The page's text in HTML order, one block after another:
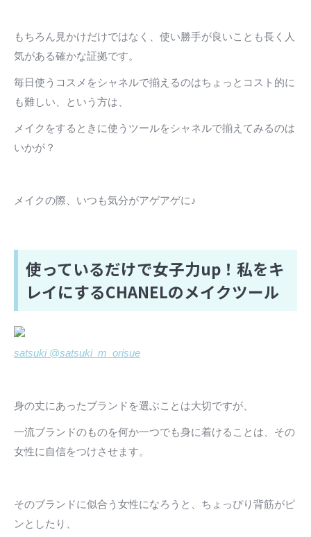
もちろん見かけだけではなく、使い勝手が良いことも長く人
気がある確かな証拠です。
毎日使うコスメをシャネルで揃えるのはちょっとコスト的に
も難しい、という方は、
メイクをするときに使うツールをシャネルで揃えてみるのは
いかが？
メイクの際、いつも気分がアゲアゲに♪
使っているだけで女子力up！私をキ
レイにするCHANELのメイクツール
satsuki @satsuki_m_orisue
身の丈にあったブランドを選ぶことは大切ですが、
一流ブランドのものを何か一つでも身に着けることは、その
女性に自信をつけさせます。
そのブランドに似合う女性になろうと、ちょっぴり背筋がピ
ンとしたり、